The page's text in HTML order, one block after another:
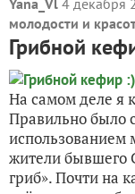
Yana_Vl 4 декабря
молодости и
Грибной
На самом деле я
Правильно было
использованием
жители бывшего
гриб». Почти на